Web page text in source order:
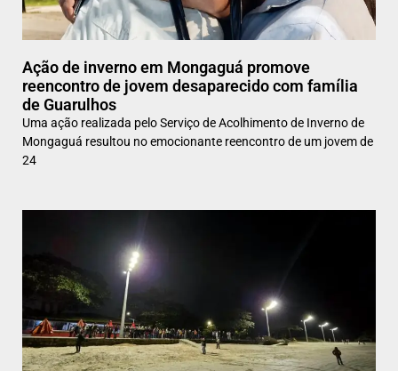
Ação de inverno em Mongaguá promove
reencontro de jovem desaparecido com família
de Guarulhos
Uma ação realizada pelo Serviço de Acolhimento de Inverno de
Mongaguá resultou no emocionante reencontro de um jovem de
24